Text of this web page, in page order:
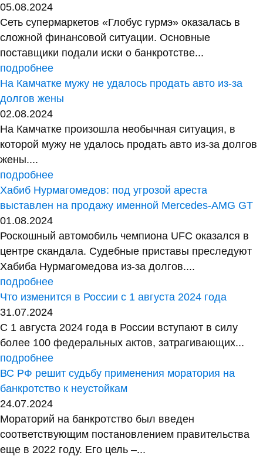
05.08.2024
Сеть супермаркетов «Глобус гурмэ» оказалась в
сложной финансовой ситуации. Основные
поставщики подали иски о банкротстве...
подробнее
На Камчатке мужу не удалось продать авто из-за
долгов жены
02.08.2024
На Камчатке произошла необычная ситуация, в
которой мужу не удалось продать авто из-за долгов
жены....
подробнее
Хабиб Нурмагомедов: под угрозой ареста
выставлен на продажу именной Mercedes-AMG GT
01.08.2024
Роскошный автомобиль чемпиона UFC оказался в
центре скандала. Судебные приставы преследуют
Хабиба Нурмагомедова из-за долгов....
подробнее
Что изменится в России с 1 августа 2024 года
31.07.2024
С 1 августа 2024 года в России вступают в силу
более 100 федеральных актов, затрагивающих...
подробнее
ВС РФ решит судьбу применения моратория на
банкротство к неустойкам
24.07.2024
Мораторий на банкротство был введен
соответствующим постановлением правительства
еще в 2022 году. Его цель –...